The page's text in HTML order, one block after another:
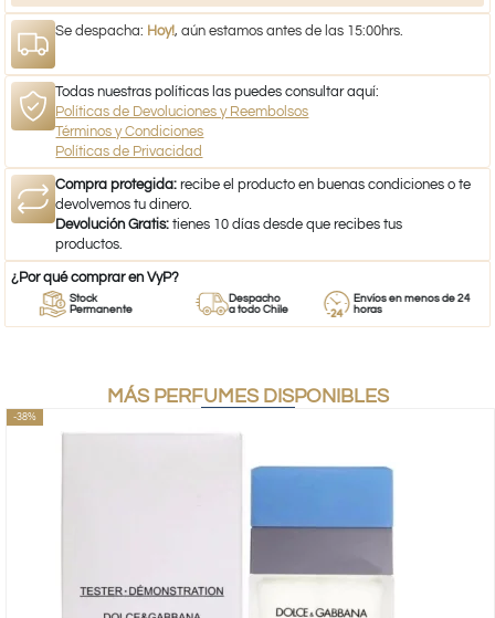
Se despacha: Hoy!, aún estamos antes de las 15:00hrs.
Todas nuestras políticas las puedes consultar aquí:
Políticas de Devoluciones y Reembolsos
Términos y Condiciones
Políticas de Privacidad
Compra protegida: recibe el producto en buenas condiciones o te
devolvemos tu dinero.
Devolución Gratis: tienes 10 días desde que recibes tus
productos.
¿Por qué comprar en VyP?
Stock
Permanente
Despacho
a todo Chile
Envíos en menos de 24
horas
MÁS PERFUMES DISPONIBLES
-38%